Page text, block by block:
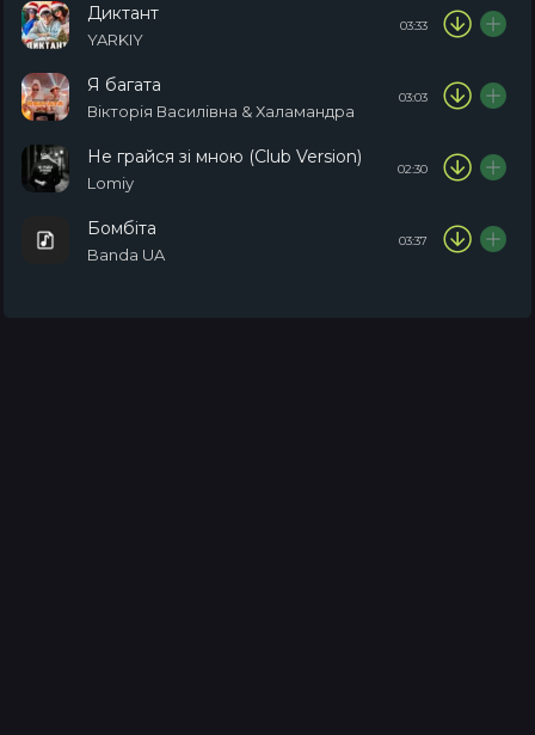
Диктант
YARKIY
03:33
Я багата
Вікторія Василівна & Халамандра
03:03
Не грайся зі мною (Club Version)
Lomiy
02:30
Бомбіта
Banda UA
03:37